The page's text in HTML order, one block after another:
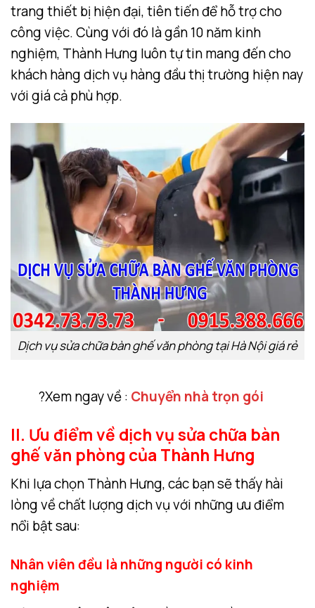
trang thiết bị hiện đại, tiên tiến để hỗ trợ cho
công việc. Cùng với đó là gần 10 năm kinh
nghiệm, Thành Hưng luôn tự tin mang đến cho
khách hàng dịch vụ hàng đầu thị trường hiện nay
với giá cả phù hợp.
Dịch vụ sửa chữa bàn ghế văn phòng tại Hà Nội giá rẻ
?Xem ngay về : Chuyển nhà trọn gói
II. Ưu điểm về dịch vụ sửa chữa bàn
ghế văn phòng của Thành Hưng
Khi lựa chọn Thành Hưng, các bạn sẽ thấy hài
lòng về chất lượng dịch vụ với những ưu điểm
nổi bật sau:
Nhân viên đều là những người có kinh
nghiệm